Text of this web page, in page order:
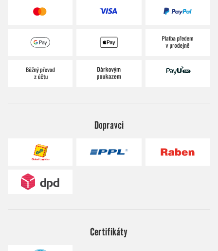
Dopravci
Certifikáty